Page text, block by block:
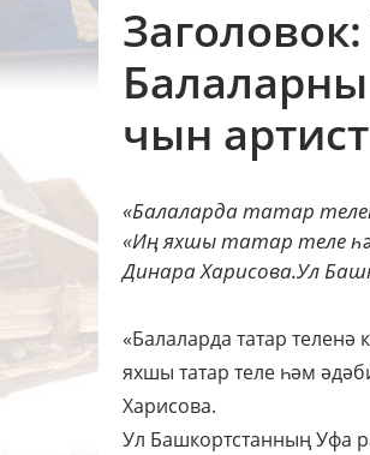
чын
«Балаларда татар
«Иң яхшы татар теле
Динара Харисова.Ул
«Балаларда татар
яхшы татар теле һәм
Харисова.
Ул Башкортстанның Уфа